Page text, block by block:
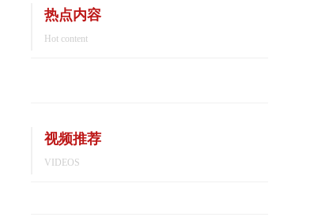
热点内容
Hot content
视频推荐
VIDEOS